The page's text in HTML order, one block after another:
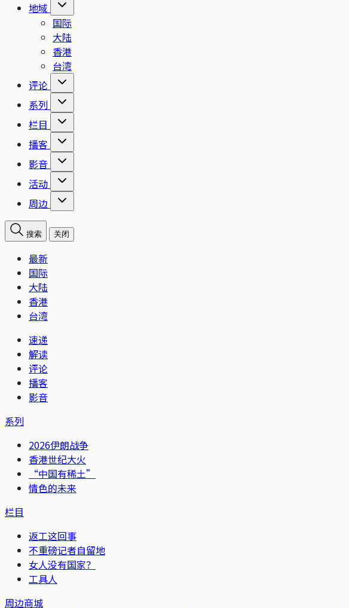
地域
国际
大陆
香港
台湾
评论
系列
栏目
播客
影音
活动
周边
搜索 关闭
最新
国际
大陆
香港
台湾
速递
解读
评论
播客
影音
系列
2026伊朗战争
香港世纪大火
“中国有稀土”
情色的未来
栏目
返工这回事
不重磅记者自留地
女人没有国家？
工具人
周边商城